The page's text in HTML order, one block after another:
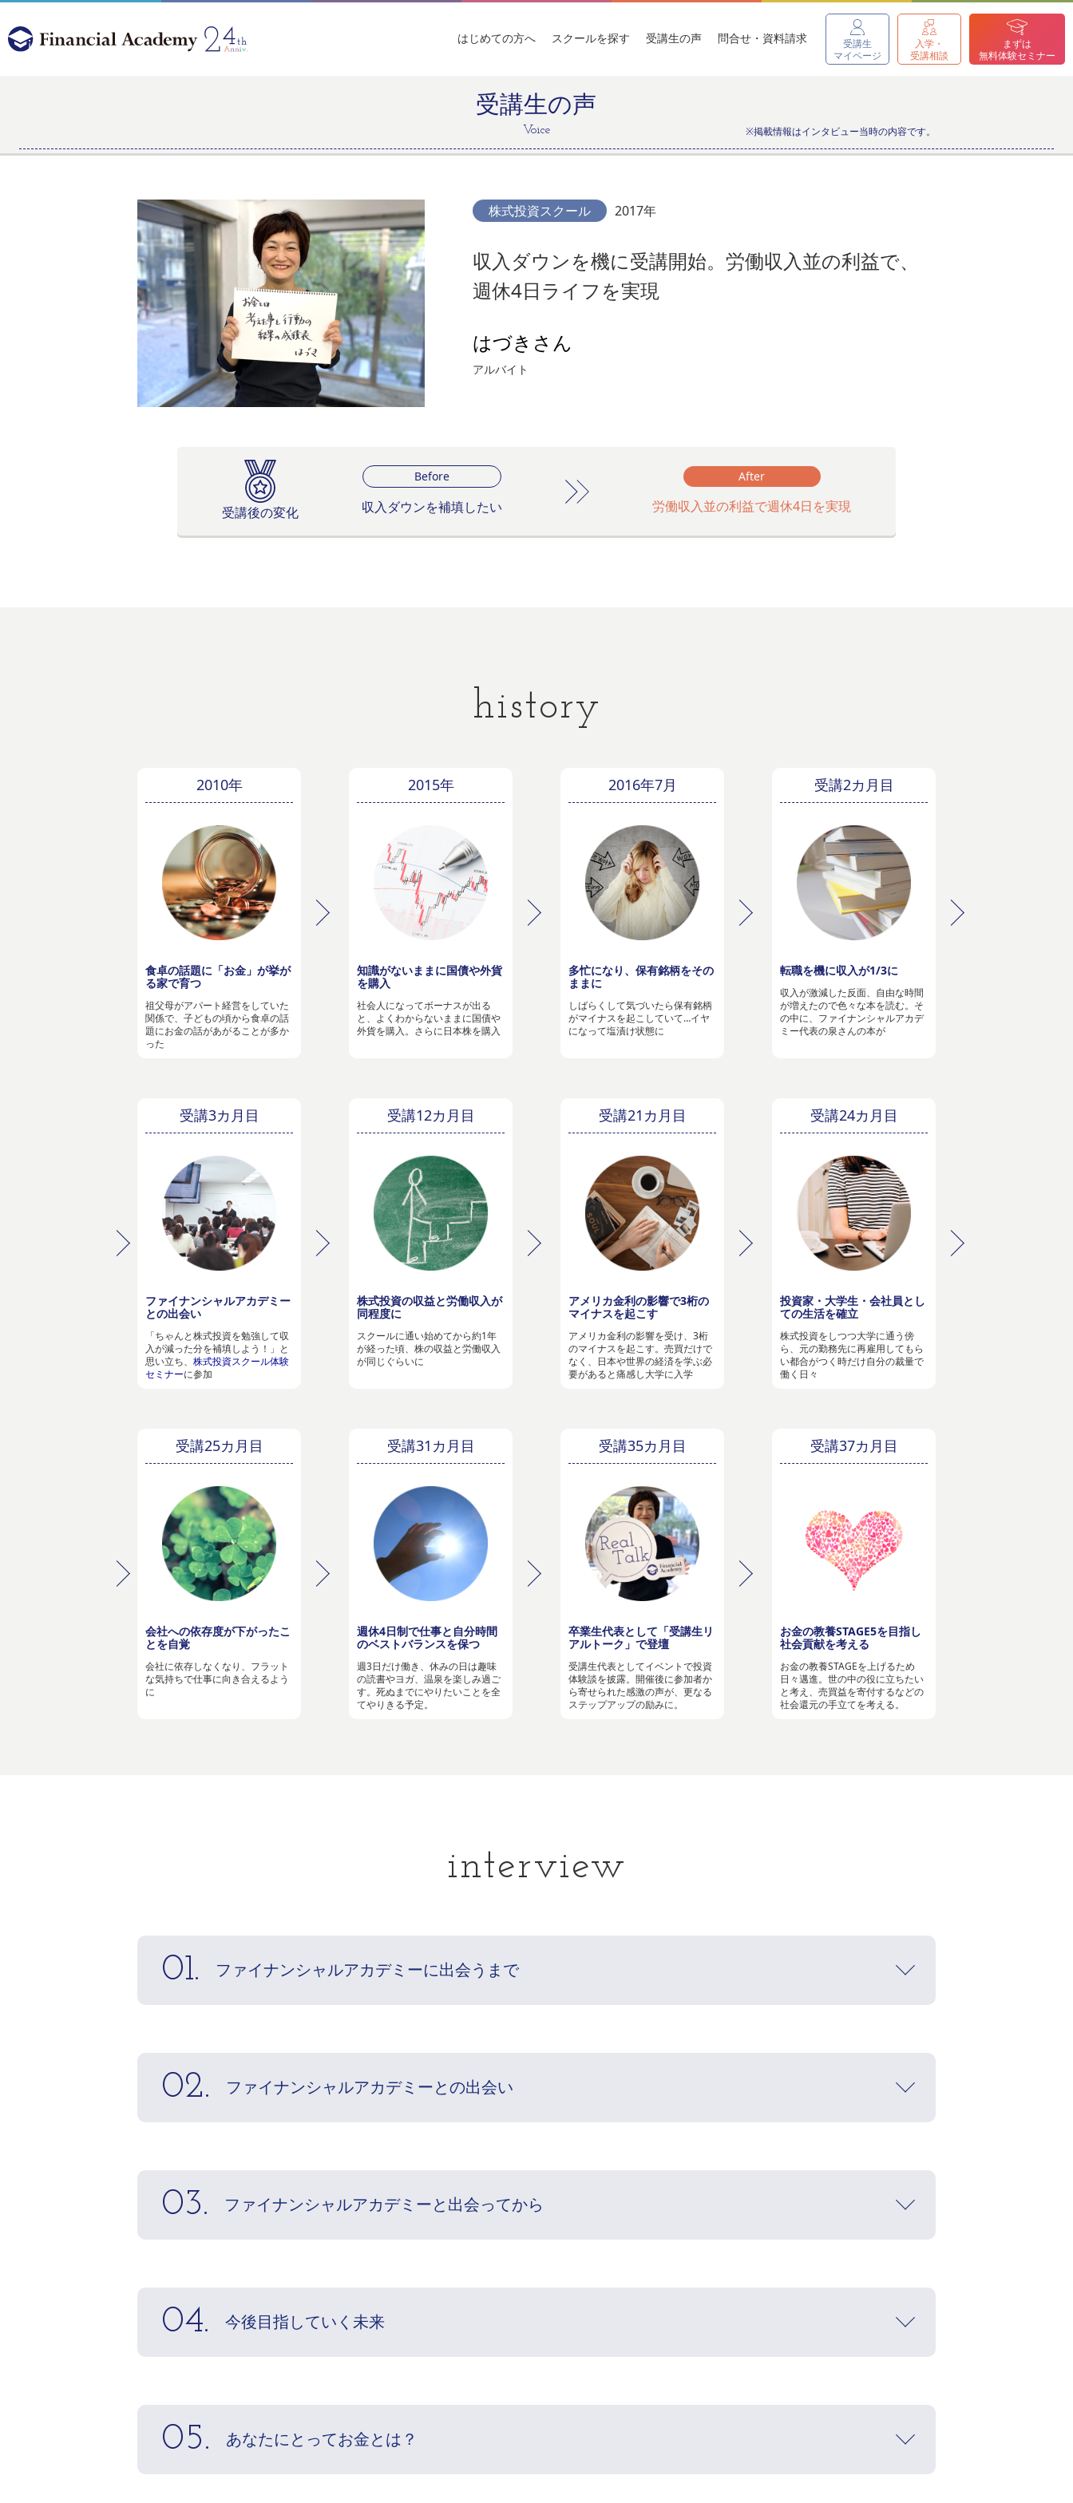
受講生
マイページ
入学・
受講相談
まずは
無料体験セミナー
はじめての方へ スクールを探す 受講生の声 問合せ・資料請求
受講生の声
Voice ※掲載情報はインタビュー当時の内容です。
株式投資スクール 2017年
収入ダウンを機に受講開始。労働収入並の利益で、
週休4日ライフを実現
はづきさん
アルバイト
受講後の変化
Before
収入ダウンを補填したい
After
労働収入並の利益で週休4日を実現
history
2010年
食卓の話題に「お金」が挙が
る家で育つ
祖父母がアパート経営をしていた
関係で、子どもの頃から食卓の話
題にお金の話があがることが多か
った
2015年
知識がないままに国債や外貨
を購入
社会人になってボーナスが出る
と、よくわからないままに国債や
外貨を購入。さらに日本株を購入
2016年7月
多忙になり、保有銘柄をその
ままに
しばらくして気づいたら保有銘柄
がマイナスを起こしていて…イヤ
になって塩漬け状態に
受講2カ月目
転職を機に収入が1/3に
収入が激減した反面、自由な時間
が増えたので色々な本を読む。そ
の中に、ファイナンシャルアカデ
ミー代表の泉さんの本が
受講3カ月目
ファイナンシャルアカデミー
との出会い
「ちゃんと株式投資を勉強して収
入が減った分を補填しよう！」と
思い立ち、 株式投資スクール体験
セミナーに参加
受講12カ月目
株式投資の収益と労働収入が
同程度に
スクールに通い始めてから約1年
が経った頃、株の収益と労働収入
が同じぐらいに
受講21カ月目
アメリカ金利の影響で3桁の
マイナスを起こす
アメリカ金利の影響を受け、3桁
のマイナスを起こす。売買だけで
なく、日本や世界の経済を学ぶ必
要があると痛感し大学に入学
受講24カ月目
投資家・大学生・会社員とし
ての生活を確立
株式投資をしつつ大学に通う傍
ら、元の勤務先に再雇用してもら
い都合がつく時だけ自分の裁量で
働く日々
受講25カ月目
会社への依存度が下がったこ
とを自覚
会社に依存しなくなり、フラット
な気持ちで仕事に向き合えるよう
に
受講31カ月目
週休4日制で仕事と自分時間
のベストバランスを保つ
週3日だけ働き、休みの日は趣味
の読書やヨガ、温泉を楽しみ過ご
す。死ぬまでにやりたいことを全
てやりきる予定。
受講35カ月目
卒業生代表として「受講生リ
アルトーク」で登壇
受講生代表としてイベントで投資
体験談を披露。開催後に参加者か
ら寄せられた感激の声が、更なる
ステップアップの励みに。
受講37カ月目
お金の教養STAGE5を目指し
社会貢献を考える
お金の教養STAGEを上げるため
日々邁進。世の中の役に立ちたい
と考え、売買益を寄付するなどの
社会還元の手立てを考える。
interview
01. ファイナンシャルアカデミーに出会うまで
02. ファイナンシャルアカデミーとの出会い
03. ファイナンシャルアカデミーと出会ってから
04. 今後目指していく未来
05. あなたにとってお金とは？